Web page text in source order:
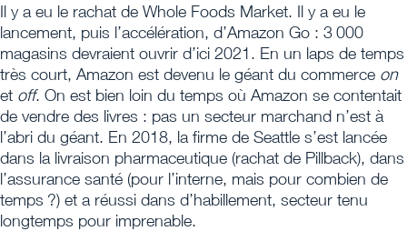
Il y a eu le rachat de Whole Foods Market. Il y a eu le
lancement, puis l’accélération, d’Amazon Go : 3 000
magasins devraient ouvrir d’ici 2021. En un laps de temps
très court, Amazon est devenu le géant du commerce on
et off. On est bien loin du temps où Amazon se contentait
de vendre des livres : pas un secteur marchand n’est à
l’abri du géant. En 2018, la firme de Seattle s’est lancée
dans la livraison pharmaceutique (rachat de Pillback), dans
l’assurance santé (pour l’interne, mais pour combien de
temps ?) et a réussi dans d’habillement, secteur tenu
longtemps pour imprenable.